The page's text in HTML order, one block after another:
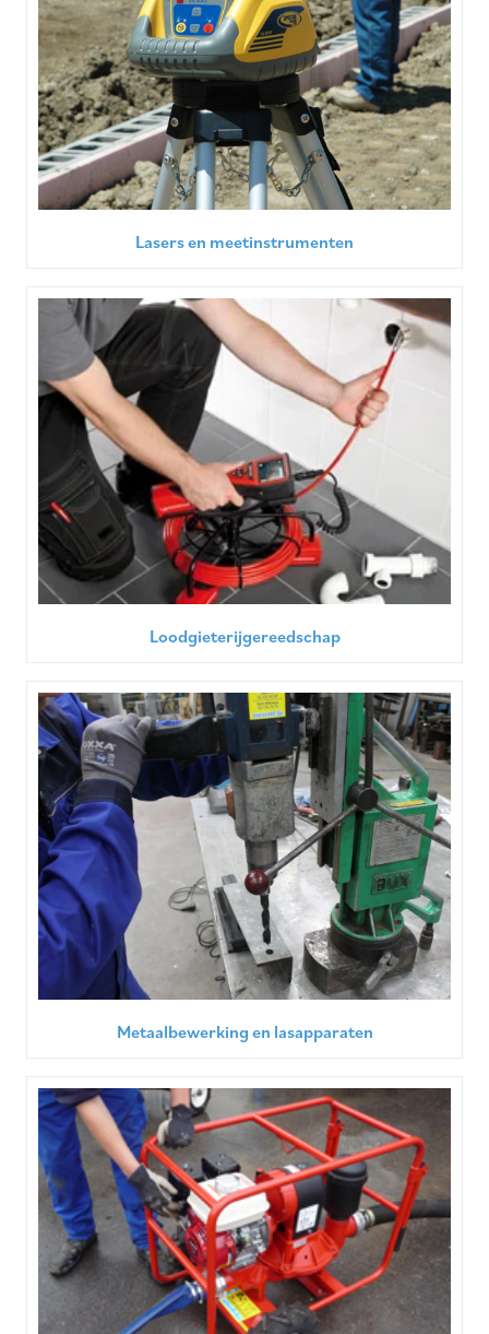
Lasers en meetinstrumenten
Loodgieterijgereedschap
Metaalbewerking en lasapparaten